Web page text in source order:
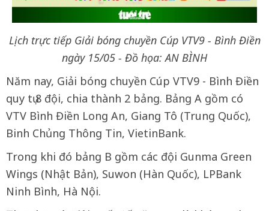
Lịch trực tiếp Giải bóng chuyền Cúp VTV9 - Bình Điền
ngày 15/05 - Đồ họa: AN BÌNH
Năm nay, Giải bóng chuyền Cúp VTV9 - Bình Điền
quy tụ 8 đội, chia thành 2 bảng. Bảng A gồm có
VTV Bình Điền Long An, Giang Tô (Trung Quốc),
Binh Chủng Thông Tin, VietinBank.
Trong khi đó bảng B gồm các đội Gunma Green
Wings (Nhật Bản), Suwon (Hàn Quốc), LPBank
Ninh Bình, Hà Nội.